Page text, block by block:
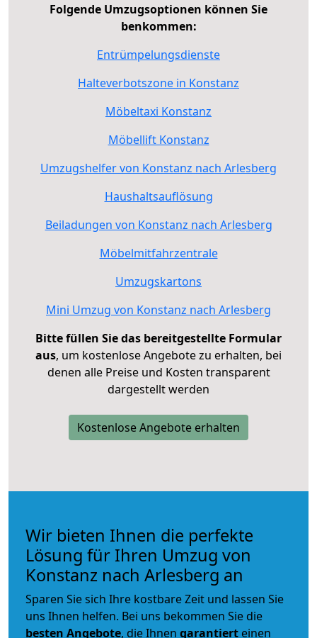
Folgende Umzugsoptionen können Sie
benkommen:
Entrümpelungsdienste
Halteverbotszone in Konstanz
Möbeltaxi Konstanz
Möbellift Konstanz
Umzugshelfer von Konstanz nach Arlesberg
Haushaltsauflösung
Beiladungen von Konstanz nach Arlesberg
Möbelmitfahrzentrale
Umzugskartons
Mini Umzug von Konstanz nach Arlesberg
Bitte füllen Sie das bereitgestellte Formular
aus, um kostenlose Angebote zu erhalten, bei
denen alle Preise und Kosten transparent
dargestellt werden
Kostenlose Angebote erhalten
Wir bieten Ihnen die perfekte
Lösung für Ihren Umzug von
Konstanz nach Arlesberg an
Sparen Sie sich Ihre kostbare Zeit und lassen Sie
uns Ihnen helfen. Bei uns bekommen Sie die
besten Angebote, die Ihnen garantiert einen